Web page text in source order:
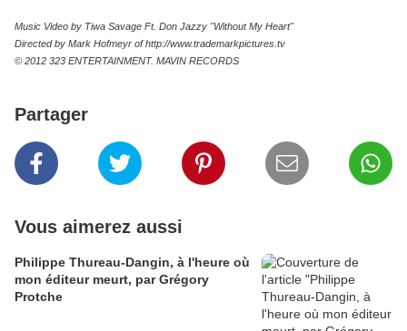
Music Video by Tiwa Savage Ft. Don Jazzy "Without My Heart"
Directed by Mark Hofmeyr of http://www.trademarkpictures.tv
© 2012 323 ENTERTAINMENT. MAVIN RECORDS
Partager
Vous aimerez aussi
Philippe Thureau-Dangin, à l'heure où
mon éditeur meurt, par Grégory
Protche